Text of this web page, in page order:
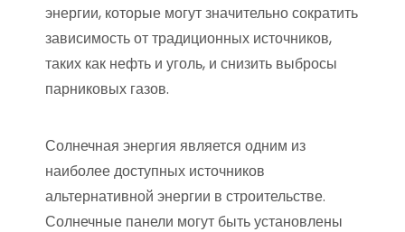
энергии, которые могут значительно сократить
зависимость от традиционных источников,
таких как нефть и уголь, и снизить выбросы
парниковых газов.
Солнечная энергия является одним из
наиболее доступных источников
альтернативной энергии в строительстве.
Солнечные панели могут быть установлены